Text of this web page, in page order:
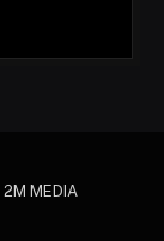
2M MEDIA